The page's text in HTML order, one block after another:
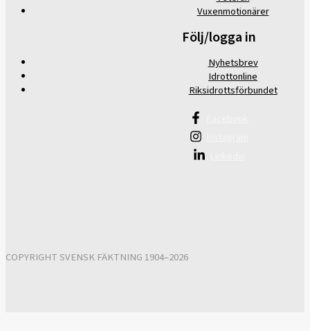
Vuxenmotionärer
Följ/logga in
Nyhetsbrev
Idrottonline
Riksidrottsförbundet
COPYRIGHT SVENSK FÄKTNING 1904–2026